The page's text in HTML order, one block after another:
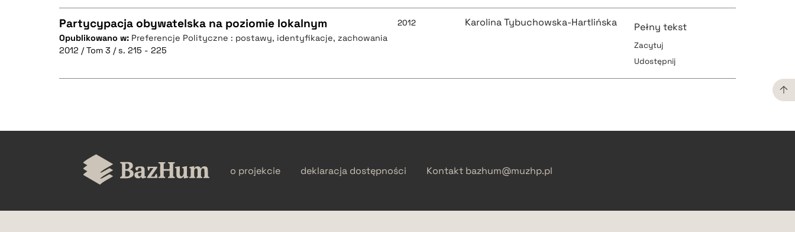
BIBTEX
pobierz cytat
CZYSTY TEKST
pobierz cytat
Partycypacja obywatelska na poziomie lokalnym
Opublikowano w: Preferencje Polityczne : postawy, identyfikacje, zachowania
2012 / Tom 3 / s. 215 - 225
2012 Karolina Tybuchowska-Hartlińska Pełny tekst
Zacytuj
Udostępnij
pobierz cytat
o projekcie deklaracja dostępności Kontakt bazhum@muzhp.pl